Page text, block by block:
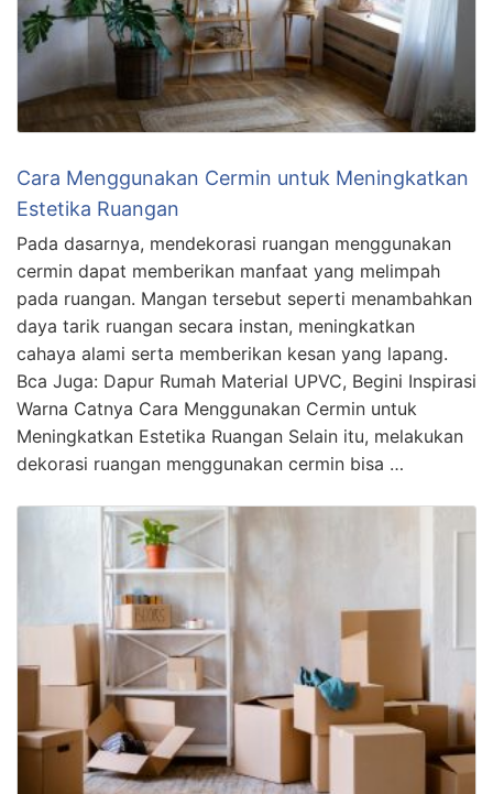
Cara Menggunakan Cermin untuk Meningkatkan
Estetika Ruangan
Pada dasarnya, mendekorasi ruangan menggunakan
cermin dapat memberikan manfaat yang melimpah
pada ruangan. Mangan tersebut seperti menambahkan
daya tarik ruangan secara instan, meningkatkan
cahaya alami serta memberikan kesan yang lapang.
Bca Juga: Dapur Rumah Material UPVC, Begini Inspirasi
Warna Catnya Cara Menggunakan Cermin untuk
Meningkatkan Estetika Ruangan Selain itu, melakukan
dekorasi ruangan menggunakan cermin bisa …